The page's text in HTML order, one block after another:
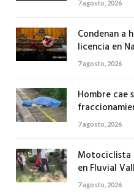
7 agosto, 2026
Condenan a
licencia en
7 agosto, 2026
Hombre cae
7 agosto, 2026
Motociclista
en Fluvial
7 agosto, 2026